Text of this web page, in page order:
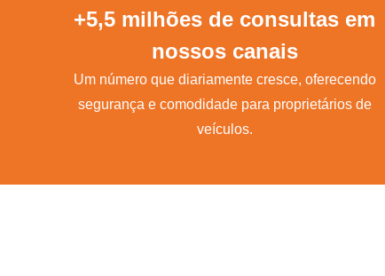
+5,5 milhões de consultas em
nossos canais
Um número que diariamente cresce, oferecendo
segurança e comodidade para proprietários de
veículos.